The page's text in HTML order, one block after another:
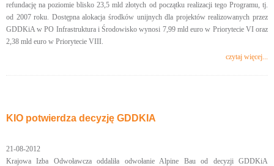
refundację na poziomie blisko 23,5 mld złotych od początku realizacji tego Programu, tj.
od 2007 roku. Dostępna alokacja środków unijnych dla projektów realizowanych przez
GDDKiA w PO Infrastruktura i Środowisko wynosi 7,99 mld euro w Priorytecie VI oraz
2,38 mld euro w Priorytecie VIII.
czytaj więcej...
KIO potwierdza decyzję GDDKIA
21-08-2012
Krajowa Izba Odwoławcza oddaliła odwołanie Alpine Bau od decyzji GDDKiA